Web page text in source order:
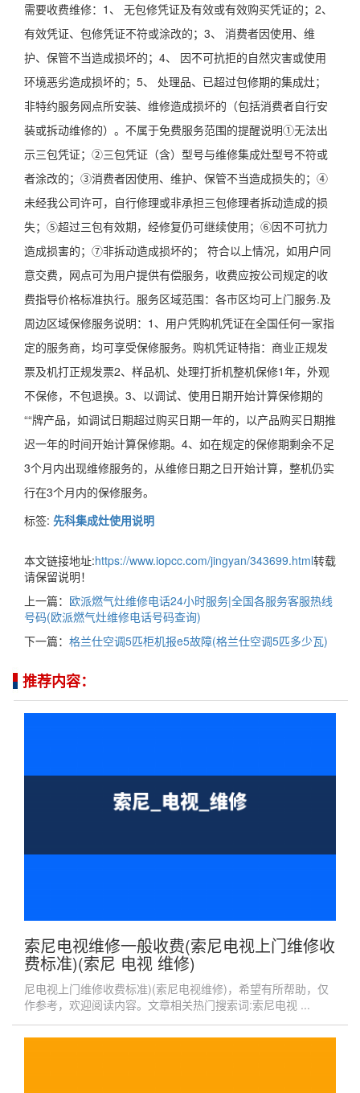
需要收费维修：1、 无包修凭证及有效或有效购买凭证的；2、
有效凭证、包修凭证不符或涂改的；3、 消费者因使用、维
护、保管不当造成损坏的；4、 因不可抗拒的自然灾害或使用
环境恶劣造成损坏的；5、 处理品、已超过包修期的集成灶；
非特约服务网点所安装、维修造成损坏的（包括消费者自行安
装或拆动维修的）。不属于免费服务范围的提醒说明①无法出
示三包凭证；②三包凭证（含）型号与维修集成灶型号不符或
者涂改的；③消费者因使用、维护、保管不当造成损失的；④
未经我公司许可，自行修理或非承担三包修理者拆动造成的损
失；⑤超过三包有效期，经修复仍可继续使用；⑥因不可抗力
造成损害的；⑦非拆动造成损坏的； 符合以上情况，如用户同
意交费，网点可为用户提供有偿服务，收费应按公司规定的收
费指导价格标准执行。服务区域范围：各市区均可上门服务.及
周边区域保修服务说明：1、用户凭购机凭证在全国任何一家指
定的服务商，均可享受保修服务。购机凭证特指：商业正规发
票及机打正规发票2、样品机、处理打折机整机保修1年，外观
不保修，不包退换。3、以调试、使用日期开始计算保修期的
““牌产品，如调试日期超过购买日期一年的，以产品购买日期推
迟一年的时间开始计算保修期。4、如在规定的保修期剩余不足
3个月内出现维修服务的，从维修日期之日开始计算，整机仍实
行在3个月内的保修服务。
标签: 先科集成灶使用说明
本文链接地址:https://www.iopcc.com/jingyan/343699.html转载
请保留说明！
上一篇： 欧派燃气灶维修电话24小时服务|全国各服务客服热线
号码(欧派燃气灶维修电话号码查询)
下一篇： 格兰仕空调5匹柜机报e5故障(格兰仕空调5匹多少瓦)
推荐内容：
索尼电视维修一般收费(索尼电视上门维修收
费标准)(索尼 电视 维修)
尼电视上门维修收费标准)(索尼电视维修)，希望有所帮助，仅
作参考，欢迎阅读内容。文章相关热门搜索词:索尼电视 ...